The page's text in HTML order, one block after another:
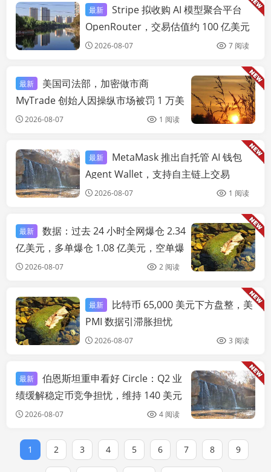
链快讯
最新
Stripe 拟收购 AI 模型聚合平台
OpenRouter，交易估值约 100 亿美元
2026-08-07 7 阅读
最新
美国司法部，加密做市商
MyTrade 创始人因操纵市场被罚 1 万美
元2026-08-07 1 阅读
链快讯
最新
MetaMask 推出自托管 AI 钱包
Agent Wallet，支持自主链上交易
2026-08-07 1 阅读
最新
数据：过去 24 小时全网爆仓 2.34
亿美元，多单爆仓 1.08 亿美元，空单爆
仓 1.26 亿美元
2026-08-07 2 阅读
链快讯
最新
比特币 65,000 美元下方盘整，美
PMI 数据引滞胀担忧
2026-08-07 3 阅读
最新
伯恩斯坦重申看好 Circle：Q2 业
绩缓解稳定币竞争担忧，维持 140 美元
目标价
2026-08-07 4 阅读
1 2 3 4 5 6 7 8 9